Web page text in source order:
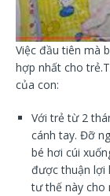
Việc đầu tiên mà
hợp nhất cho
của con:
Với trẻ từ 2
cánh tay. Đỡ
bé hơi cúi
được thuận lợi
tư thế này cho